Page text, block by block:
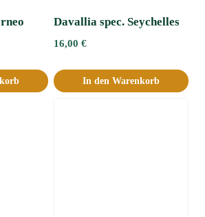
Davallia spec. Seychelles
16,00 €
In den Warenkorb